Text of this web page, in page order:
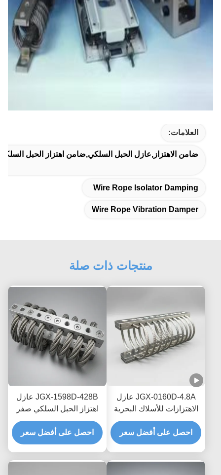
العلامات:
ضامن الاهتزاز,عازل الحبل السلكي,ضامن اهتزاز الحبل السلكي
Wire Rope Isolator Damping
Wire Rope Vibration Damper
منتجات ذات صلة
JGX-0160D-4.8A عازل
الاهتزازات للأسلاك البحرية
البحرية الخالية من الصيانة
احصل على أفضل سعر
JGX-1598D-428B عازل
اهتزاز الحبل السلكي صفر
الزحف التخفيف الاحتكاك
الخالي من الزيت لحماية
النقل البحري العابر
احصل على أفضل سعر